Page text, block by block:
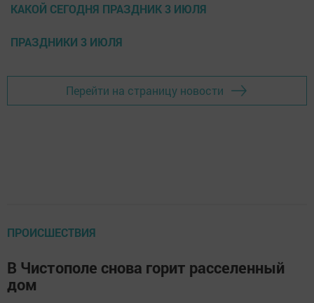
КАКОЙ СЕГОДНЯ ПРАЗДНИК 3 ИЮЛЯ
ПРАЗДНИКИ 3 ИЮЛЯ
Перейти на страницу новости
ПРОИСШЕСТВИЯ
В Чистополе снова горит расселенный
дом